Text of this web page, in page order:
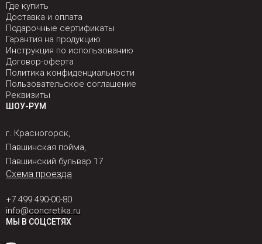
Где купить
Доставка и оплата
Подарочные сертификаты
Гарантия на продукцию
Инструкция по использованию
Договор-оферта
Политика конфиденциальности
Пользовательское соглашение
Реквизиты
ШОУ-РУМ
г. Красногорск,
Павшинская пойма,
Павшинский бульвар 17
Схема проезда
+7 499 490-00-80
info@concretika.ru
МЫ В СОЦСЕТЯХ